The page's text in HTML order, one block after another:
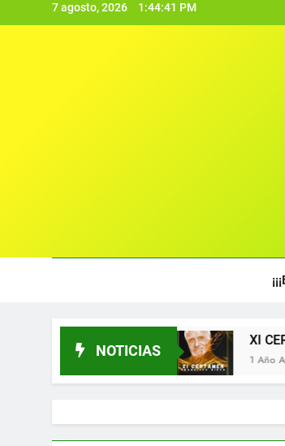
7 agosto, 2026 1:44:42 PM
NOTICIAS
XI CERTÁMEN DE TEXTOS
1 Año Atrás